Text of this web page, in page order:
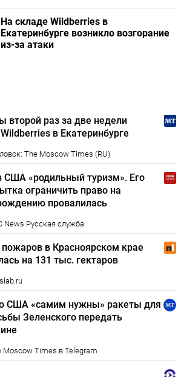
На складе Wildberries в
Екатеринбурге возникло возгорание
из-за атаки